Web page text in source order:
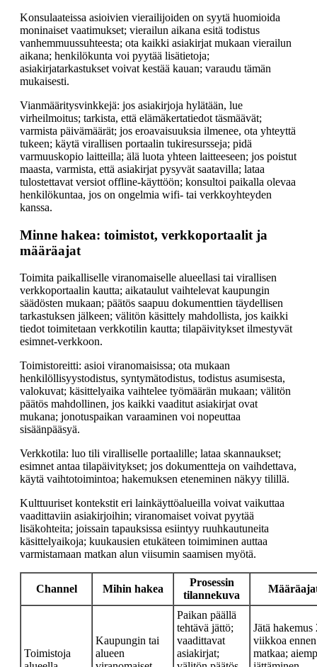
Konsulaateissa asioivien vierailijoiden on syytä huomioida
moninaiset vaatimukset; vierailun aikana esitä todistus
vanhemmuussuhteesta; ota kaikki asiakirjat mukaan vierailun
aikana; henkilökunta voi pyytää lisätietoja;
asiakirjatarkastukset voivat kestää kauan; varaudu tämän
mukaisesti.
Vianmääritysvinkkejä: jos asiakirjoja hylätään, lue
virheilmoitus; tarkista, että elämäkertatiedot täsmäävät;
varmista päivämäärät; jos eroavaisuuksia ilmenee, ota yhteyttä
tukeen; käytä virallisen portaalin tukiresursseja; pidä
varmuuskopio laitteilla; älä luota yhteen laitteeseen; jos poistut
maasta, varmista, että asiakirjat pysyvät saatavilla; lataa
tulostettavat versiot offline-käyttöön; konsultoi paikalla olevaa
henkilökuntaa, jos on ongelmia wifi- tai verkkoyhteyden
kanssa.
Minne hakea: toimistot, verkkoportaalit ja
määräajat
Toimita paikalliselle viranomaiselle alueellasi tai virallisen
verkkoportaalin kautta; aikataulut vaihtelevat kaupungin
säädösten mukaan; päätös saapuu dokumenttien täydellisen
tarkastuksen jälkeen; välitön käsittely mahdollista, jos kaikki
tiedot toimitetaan verkkotilin kautta; tilapäivitykset ilmestyvät
esimnet-verkkoon.
Toimistoreitti: asioi viranomaisissa; ota mukaan
henkilöllisyystodistus, syntymätodistus, todistus asumisesta,
valokuvat; käsittelyaika vaihtelee työmäärän mukaan; välitön
päätös mahdollinen, jos kaikki vaaditut asiakirjat ovat
mukana; jonotuspaikan varaaminen voi nopeuttaa
sisäänpääsyä.
Verkkotila: luo tili viralliselle portaalille; lataa skannaukset;
esimnet antaa tilapäivitykset; jos dokumentteja on vaihdettava,
käytä vaihtotoimintoa; hakemuksen eteneminen näkyy tilillä.
Kulttuuriset kontekstit eri lainkäyttöalueilla voivat vaikuttaa
vaadittaviin asiakirjoihin; viranomaiset voivat pyytää
lisäkohteita; joissain tapauksissa esiintyy ruuhkautuneita
käsittelyaikoja; kuukausien etukäteen toimiminen auttaa
varmistamaan matkan alun viisumin saamisen myötä.
Channel Mihin hakea
Prosessin
tilannekuva
Toimistoja
Kaupungin tai
alueen
Paikan päällä
tehtävä jättö;
vaadittavat
asiakirjat;
Jätä hakemus
viikkoa ennen
matkaa;